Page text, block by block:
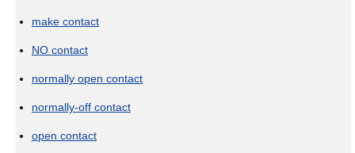
make contact
NO contact
normally open contact
normally-off contact
open contact